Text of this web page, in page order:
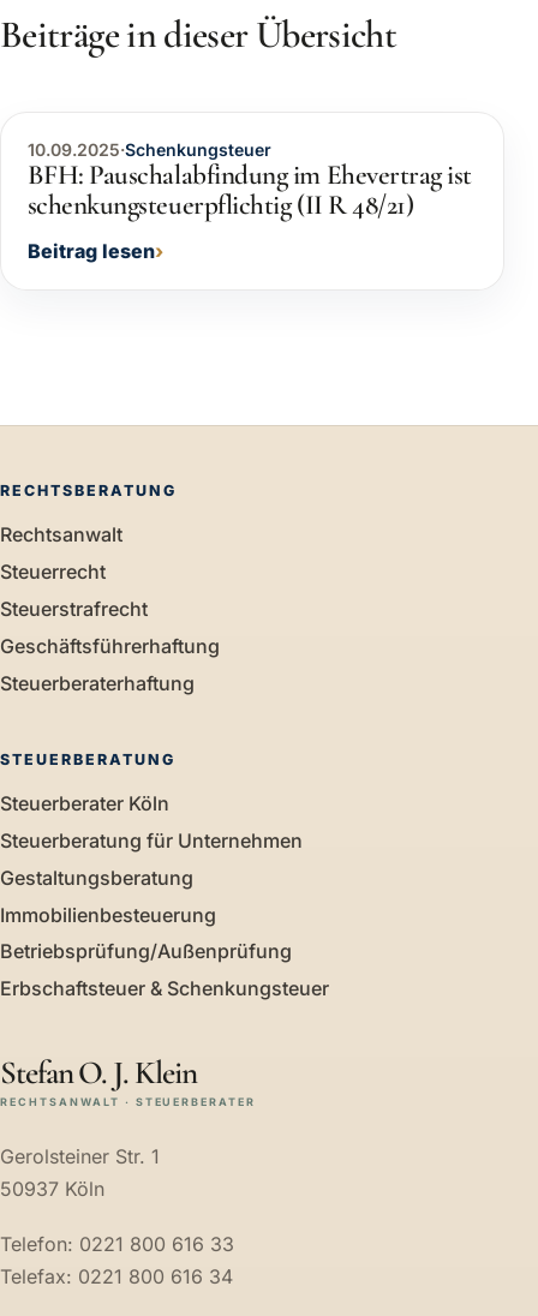
Beiträge in dieser Übersicht
10.09.2025·Schenkungsteuer
BFH: Pauschalabfindung im Ehevertrag ist
schenkungsteuerpflichtig (II R 48/21)
Beitrag lesen
RECHTSBERATUNG
Rechtsanwalt
Steuerrecht
Steuerstrafrecht
Geschäftsführerhaftung
Steuerberaterhaftung
STEUERBERATUNG
Steuerberater Köln
Steuerberatung für Unternehmen
Gestaltungsberatung
Immobilienbesteuerung
Betriebsprüfung/Außenprüfung
Erbschaftsteuer & Schenkungsteuer
Stefan O. J. Klein
RECHTSANWALT · STEUERBERATER
Gerolsteiner Str. 1
50937 Köln
Telefon: 0221 800 616 33
Telefax: 0221 800 616 34